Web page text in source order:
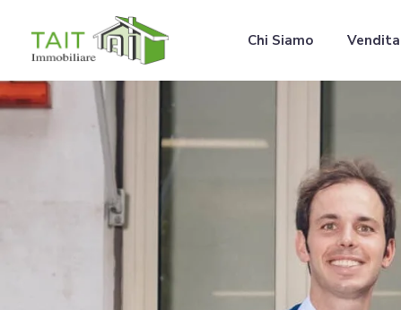
Chi Siamo Vendita